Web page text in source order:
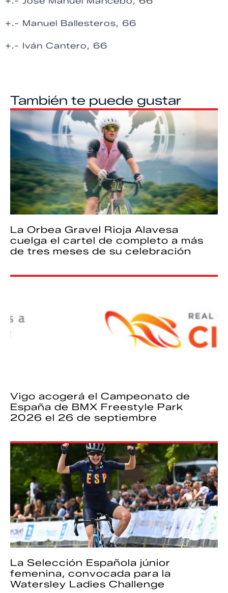
+.- Manuel Ballesteros, 66
+.- Iván Cantero, 66
También te puede gustar
La Orbea Gravel Rioja Alavesa
cuelga el cartel de completo a más
de tres meses de su celebración
Vigo acogerá el Campeonato de
España de BMX Freestyle Park
2026 el 26 de septiembre
La Selección Española júnior
femenina, convocada para la
Watersley Ladies Challenge